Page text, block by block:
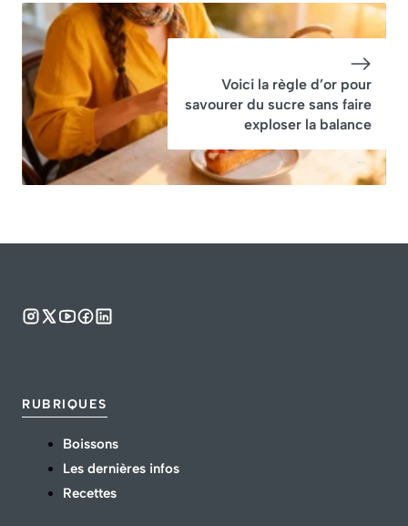
Voici la règle d’or pour
savourer du sucre sans faire
exploser la balance
RUBRIQUES
Boissons
Les dernières infos
Recettes